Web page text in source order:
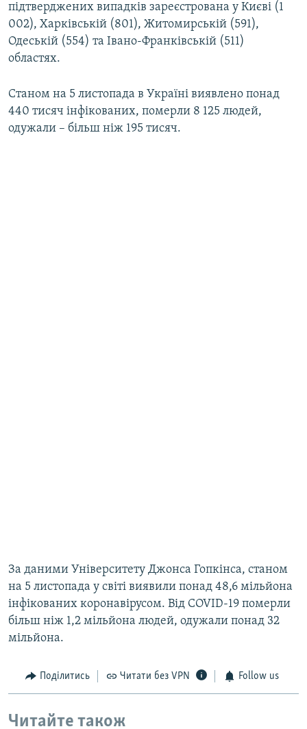
підтверджених випадків зареєстрована у Києві (1
002), Харківській (801), Житомирській (591),
Одеській (554) та Івано-Франківській (511)
областях.
Cтаном на 5 листопада в Україні виявлено понад
440 тисяч інфікованих, померли 8 125 людей,
одужали – більш ніж 195 тисяч.
За даними Університету Джонса Гопкінса, станом
на 5 листопада у світі виявили понад 48,6 мільйона
інфікованих коронавірусом. Від COVID-19 померли
більш ніж 1,2 мільйона людей, одужали понад 32
мільйона.
Поділитись Читати без VPN Follow us
Читайте також